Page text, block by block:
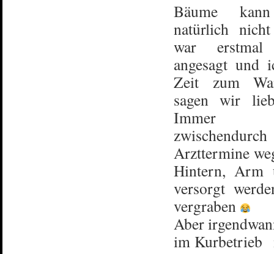
Bäume
natürlich
war erstmal
angesagt und
Zeit zum
sagen wir
Immer
Arzttermine
Hintern, Arm
versorgt
vergraben
Aber
im Kurbetrieb